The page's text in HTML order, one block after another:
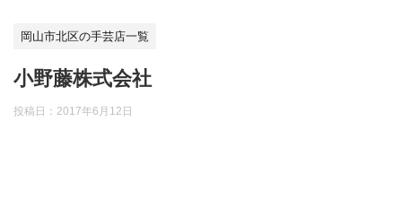
岡山市北区の手芸店一覧
小野藤株式会社
投稿日： 2017年6月12日